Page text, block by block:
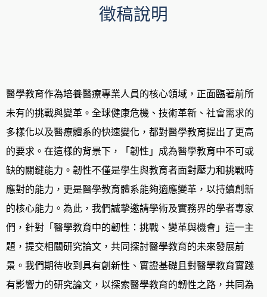
徵稿說明
醫學教育作為培養醫療專業人員的核心領域，正面臨著前所
未有的挑戰與變革。全球健康危機、技術革新、社會需求的
多樣化以及醫療體系的快速變化，都對醫學教育提出了更高
的要求。在這樣的背景下，「韌性」成為醫學教育中不可或
缺的關鍵能力。韌性不僅是學生與教育者面對壓力和挑戰時
應對的能力，更是醫學教育體系能夠適應變革，以持續創新
的核心能力。為此，我們誠摯邀請學術及實務界的學者專家
們，針對「醫學教育中的韌性：挑戰、變革與機會」這一主
題，提交相關研究論文，共同探討醫學教育的未來發展前
景。我們期待收到具有創新性、實證基礎且對醫學教育實踐
有影響力的研究論文，以探索醫學教育的韌性之路，共同為